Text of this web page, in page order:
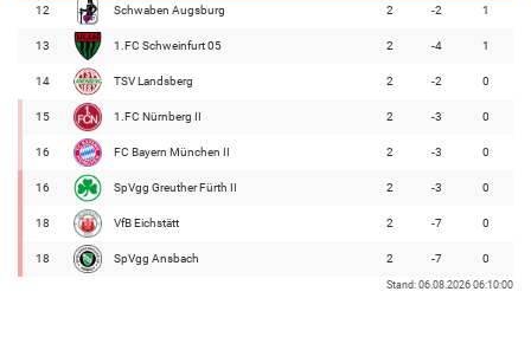
12 Schwaben Augsburg 2 -2 1
13 1.FC Schweinfurt 05 2 -4 1
14 TSV Landsberg 2 -2 0
15 1.FC Nürnberg II 2 -3 0
16 FC Bayern München II 2 -3 0
16 SpVgg Greuther Fürth II 2 -3 0
18 VfB Eichstätt 2 -7 0
18 SpVgg Ansbach 2 -7 0
Stand: 06.08.2026 06:10:00